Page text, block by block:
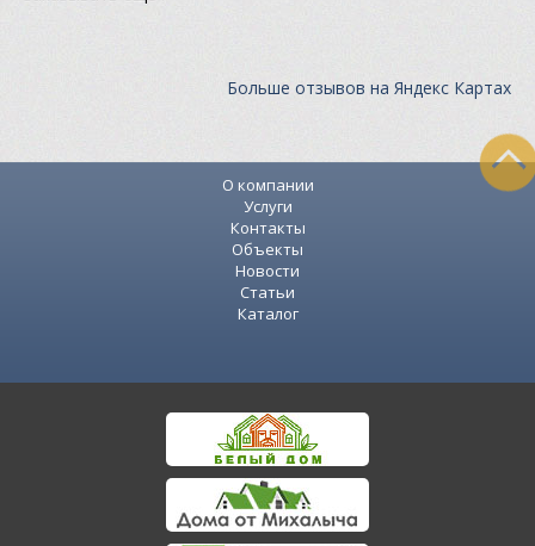
Больше отзывов на Яндекс Картах
О компании
Услуги
Контакты
Объекты
Новости
Статьи
Каталог